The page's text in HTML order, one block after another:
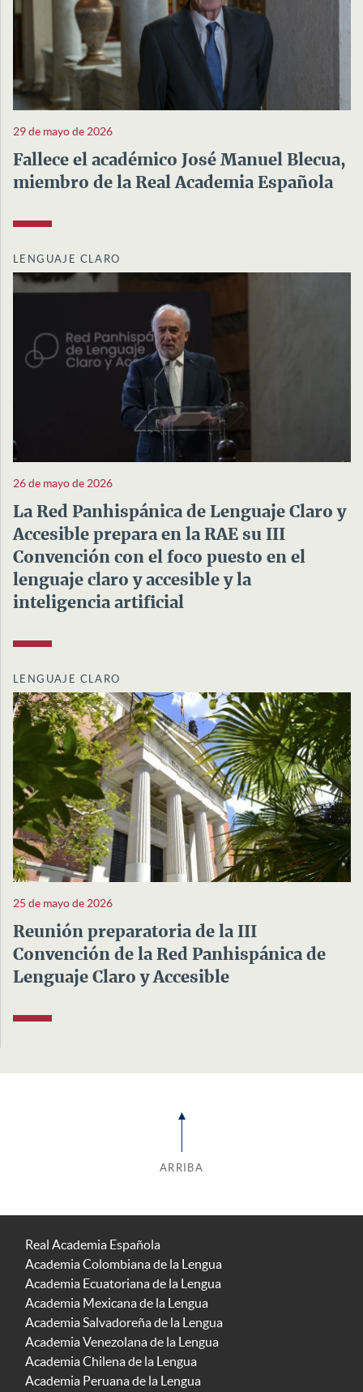
29 de mayo de 2026
Fallece el académico José Manuel Blecua,
miembro de la Real Academia Española
LENGUAJE CLARO
26 de mayo de 2026
La Red Panhispánica de Lenguaje Claro y
Accesible prepara en la RAE su III
Convención con el foco puesto en el
lenguaje claro y accesible y la
inteligencia artificial
LENGUAJE CLARO
25 de mayo de 2026
Reunión preparatoria de la III
Convención de la Red Panhispánica de
Lenguaje Claro y Accesible
ARRIBA
Real Academia Española
Academia Colombiana de la Lengua
Academia Ecuatoriana de la Lengua
Academia Mexicana de la Lengua
Academia Salvadoreña de la Lengua
Academia Venezolana de la Lengua
Academia Chilena de la Lengua
Academia Peruana de la Lengua